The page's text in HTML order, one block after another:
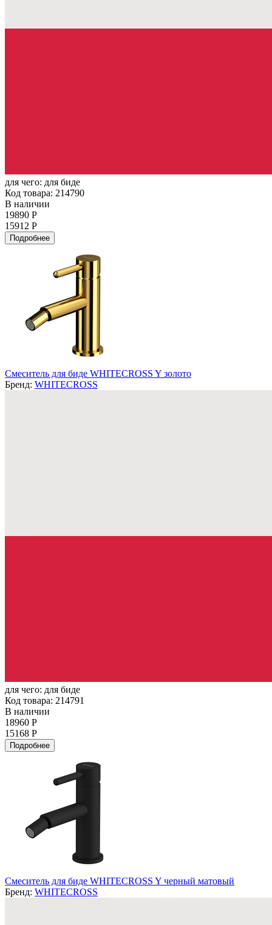
для чего: для биде
Код товара: 214790
В наличии
19890 Р
15912 Р
Подробнее
Смеситель для биде WHITECROSS Y золото
Бренд: WHITECROSS
для чего: для биде
Код товара: 214791
В наличии
18960 Р
15168 Р
Подробнее
Смеситель для биде WHITECROSS Y черный матовый
Бренд: WHITECROSS